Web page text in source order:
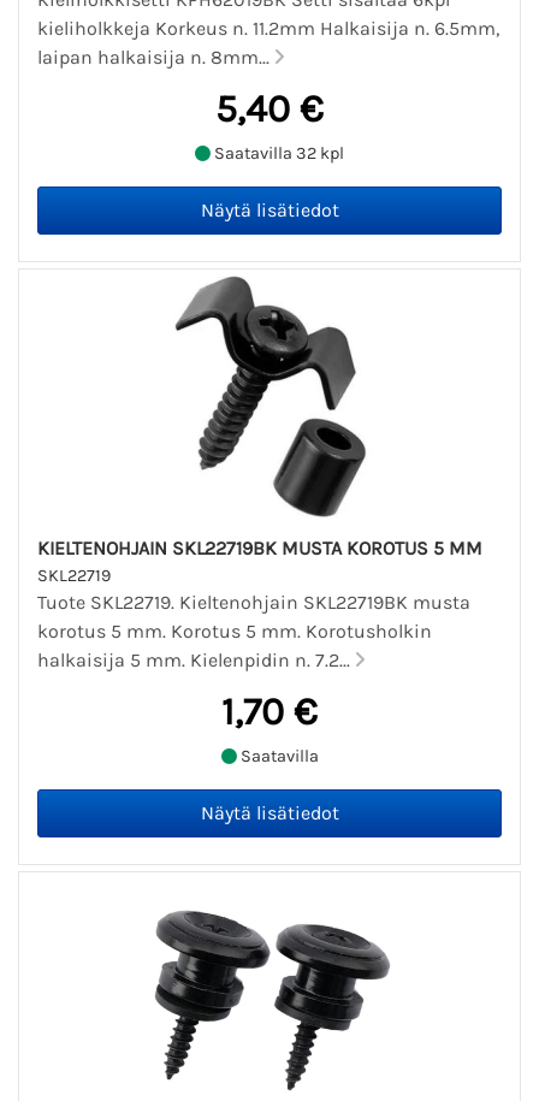
kieliholkkeja Korkeus n. 11.2mm Halkaisija n. 6.5mm,
laipan halkaisija n. 8mm...
5,40 €
Saatavilla 32 kpl
KIELTENOHJAIN SKL22719BK MUSTA KOROTUS 5 MM
SKL22719
Tuote SKL22719. Kieltenohjain SKL22719BK musta
korotus 5 mm. Korotus 5 mm. Korotusholkin
halkaisija 5 mm. Kielenpidin n. 7.2...
1,70 €
Saatavilla